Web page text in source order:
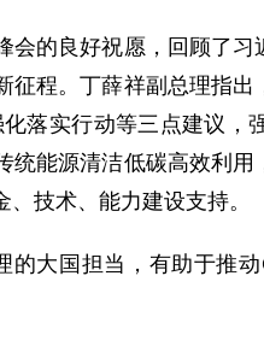
的良好祝愿，回顾了
程。丁薛祥副总理指
落实行动等三点建议，
能源清洁低碳高效利
技术、能力建设支持。
大国担当，有助于推